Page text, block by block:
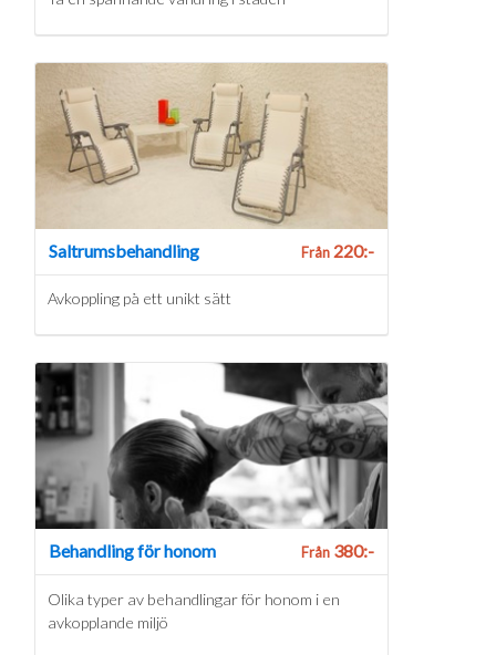
Saltrumsbehandling Från220:-
Avkoppling på ett unikt sätt
Behandling för honom Från380:-
Olika typer av behandlingar för honom i en
avkopplande miljö